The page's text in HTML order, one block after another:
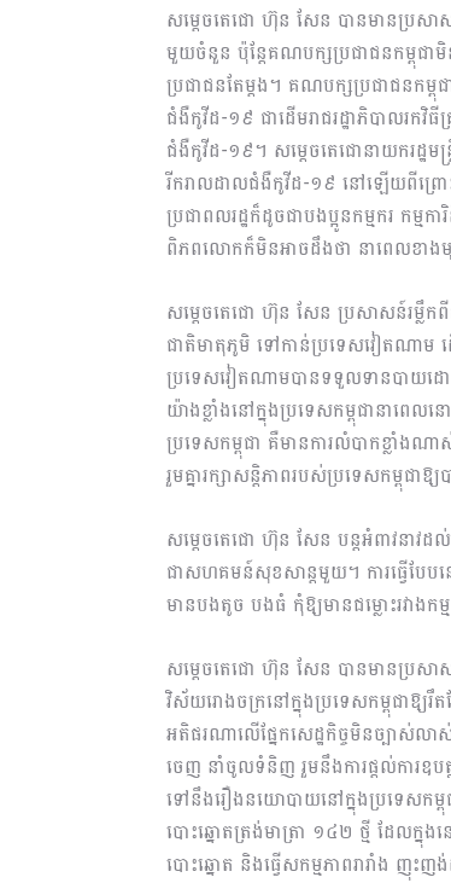
សម្តេចតេជោ ហ៊ុន សែន បានមានប្រស
មួយចំនួន ប៉ុន្ដែគណបក្សប្រជាជនកម្ពុជាមិ
ប្រជាជនតែម្ដង។ គណបក្សប្រជាជនកម្ពុ
ជំងឺកូវីដ-១៩ ជាដើមរាជរដ្ឋាភិបាលរកវិ
ជំងឺកូវីដ-១៩។ សម្តេចតេជោនាយករដ្ឋមន្
រីករាលដាលជំងឺកូវីដ-១៩ នៅឡើយពីព្រោ
ប្រជាពលរដ្ឋក៏ដូចជាបងប្អូនកម្មករ កម្មក
ពិភពលោកក៏មិនអាចដឹងថា នាពេលខាងមុខ
សម្តេចតេជោ ហ៊ុន សែន ប្រសាសន៍រម្លឹក
ជាតិមាតុភូមិ ទៅកាន់ប្រទេសវៀតណាម ដ
ប្រទេសវៀតណាមបានទទួលទានបាយដោយ
យ៉ាងខ្លាំងនៅក្នុងប្រទេសកម្ពុជានាពេល
ប្រទេសកម្ពុជា គឺមានការលំបាកខ្លាំងណា
រួមគ្នារក្សាសន្ដិភាពរបស់ប្រទេសកម្ពុជាឱ្យ
សម្តេចតេជោ ហ៊ុន សែន បន្តអំពាវនាវដ
ជាសហគមន៍សុខសាន្តមួយ។ ការធ្វើបែបន
មានបងតូច បងធំ កុំឱ្យមានជម្លោះរវាង
សម្តេចតេជោ ហ៊ុន សែន បានមានប្រសាសន៍
វិស័យរោងចក្រនៅក្នុងប្រទេសកម្ពុជាឱ្យរឹ
អតិផរណាលើផ្នែកសេដ្ឋកិច្ចមិនច្បាស់លា
ចេញ នាំចូលទំនិញ រួមនឹងការផ្ដល់ការឧប
ទៅនឹងរឿងនយោបាយនៅក្នុងប្រទេសកម្ពុជ
បោះឆ្នោតត្រង់មាត្រា ១៤២ ថ្មី ដែលក្នុ
បោះឆ្នោត និងធ្វើសកម្មភាពរារាំង ញុះ